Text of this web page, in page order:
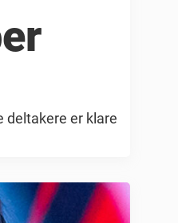
deltakere er klare